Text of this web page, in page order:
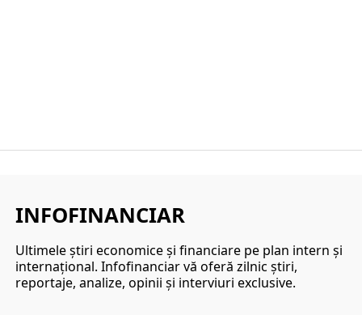
INFOFINANCIAR
Ultimele ştiri economice şi financiare pe plan intern şi
internaţional. Infofinanciar vă oferă zilnic ştiri,
reportaje, analize, opinii şi interviuri exclusive.